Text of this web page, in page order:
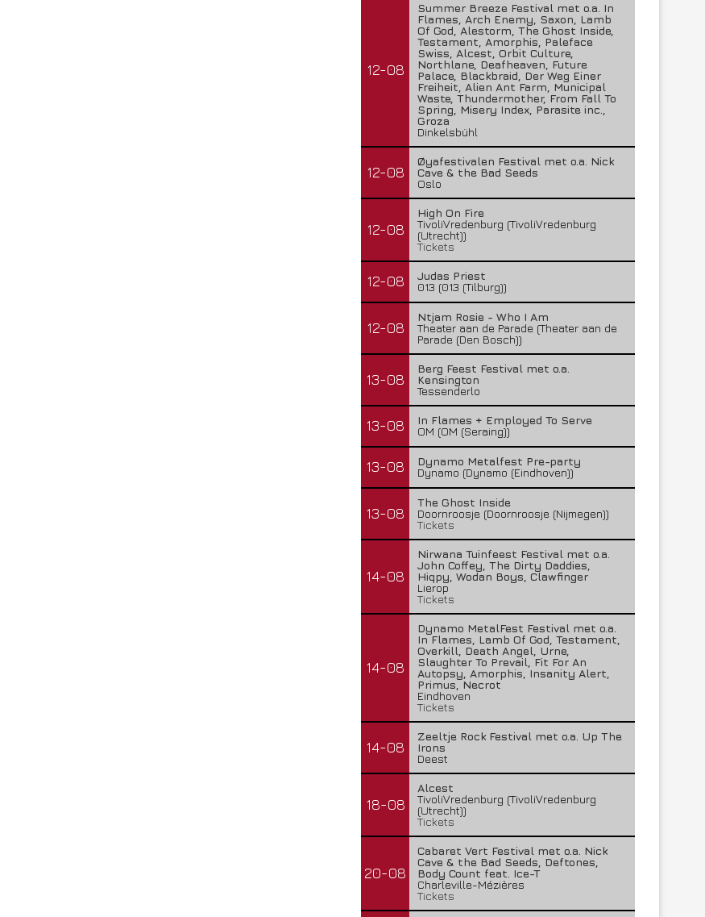
12-08
Summer Breeze Festival met o.a. In
Flames, Arch Enemy, Saxon, Lamb
Of God, Alestorm, The Ghost Inside,
Testament, Amorphis, Paleface
Swiss, Alcest, Orbit Culture,
Northlane, Deafheaven, Future
Palace, Blackbraid, Der Weg Einer
Freiheit, Alien Ant Farm, Municipal
Waste, Thundermother, From Fall To
Spring, Misery Index, Parasite inc.,
Groza
Dinkelsbühl
12-08
Øyafestivalen Festival met o.a. Nick
Cave & the Bad Seeds
Oslo
12-08
High On Fire
TivoliVredenburg (TivoliVredenburg
(Utrecht))
Tickets
12-08
Judas Priest
013 (013 (Tilburg))
12-08
Ntjam Rosie - Who I Am
Theater aan de Parade (Theater aan de
Parade (Den Bosch))
13-08
Berg Feest Festival met o.a.
Kensington
Tessenderlo
13-08
In Flames + Employed To Serve
OM (OM (Seraing))
13-08
Dynamo Metalfest Pre-party
Dynamo (Dynamo (Eindhoven))
13-08
The Ghost Inside
Doornroosje (Doornroosje (Nijmegen))
Tickets
14-08
Nirwana Tuinfeest Festival met o.a.
John Coffey, The Dirty Daddies,
Hiqpy, Wodan Boys, Clawfinger
Lierop
Tickets
14-08
Dynamo MetalFest Festival met o.a.
In Flames, Lamb Of God, Testament,
Overkill, Death Angel, Urne,
Slaughter To Prevail, Fit For An
Autopsy, Amorphis, Insanity Alert,
Primus, Necrot
Eindhoven
Tickets
14-08
Zeeltje Rock Festival met o.a. Up The
Irons
Deest
18-08
Alcest
TivoliVredenburg (TivoliVredenburg
(Utrecht))
Tickets
20-08
Cabaret Vert Festival met o.a. Nick
Cave & the Bad Seeds, Deftones,
Body Count feat. Ice-T
Charleville-Mézières
Tickets